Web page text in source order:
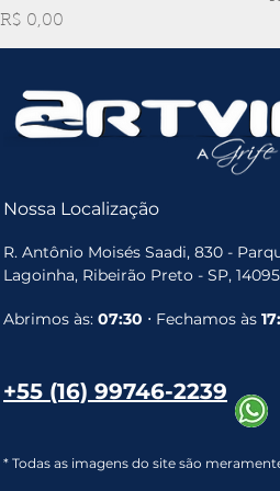
Preço
R$ 0,00
Nossa Localização
R. Antônio Moisés Saadi, 830 -
Lagoinha, Ribeirão Preto - SP,
Abrimos às: 07:30 ⋅ Fechamos às
+55 (16) 99746-2239
* Todas as imagens do site são